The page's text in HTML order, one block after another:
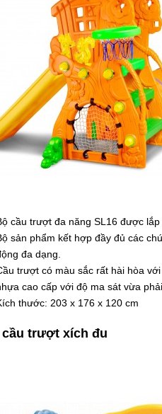
cầu trượt đa năng SL16 được
sản phẩm kết hợp đầy đủ các
đa dạng.
trượt có màu sắc rất hài hòa
cao cấp với độ ma sát vừa
thước: 203 x 176 x 120 cm
cầu trượt xích đu